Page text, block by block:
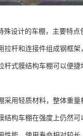
设计的车棚，主要特点
拉杆和连接件组成钢框
杆式膜结构车棚可以便
采用轻质材料，整体重
结构车棚在强度上仍然可